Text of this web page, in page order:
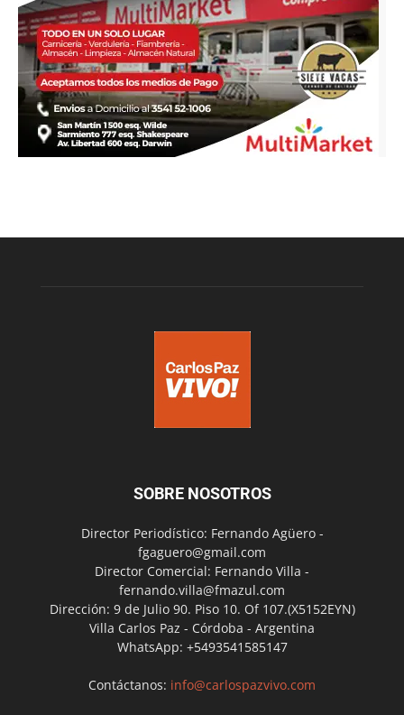
SOBRE NOSOTROS
Director Periodístico: Fernando Agüero -
fgaguero@gmail.com
Director Comercial: Fernando Villa -
fernando.villa@fmazul.com
Dirección: 9 de Julio 90. Piso 10. Of 107.(X5152EYN)
Villa Carlos Paz - Córdoba - Argentina
WhatsApp: +5493541585147
Contáctanos: info@carlospazvivo.com